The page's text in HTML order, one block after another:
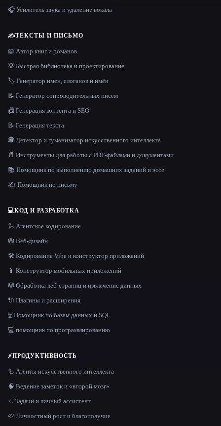
🎧 Усилитель звука и удаление вокала
✍️ТЕКСТЫ И ПИСЬМО
📖 Автор книг и романов
💡 Быстрая библиотека и проектирование
🏷️ Генератор имен, слоганов и имён
📝 Генератор сопроводительных писем
📠 Генерация контента и SEO
📝 Генерация текста
🕵️ Детектор и гуманизатор искусственного интеллекта
📄 Инструменты для работы с PDF-файлами и документами
📚 Помощник по выполнению домашних заданий и эссе
✍️ Помощник по письму
💻КОД И РАЗРАБОТКА
🦾 Агентское кодирование
🕸 Веб-дизайн
🛠️ Кодирование Vibe и конструктор приложений
📱 Конструктор мобильных приложений
🕸️ Обработка веб-страниц и извлечение данных
🔌 Плагины и расширения
🗄️ Помощник по базам данных и SQL
💻 помощник по программированию
⚡ПРОДУКТИВНОСТЬ
🦾 Агенты искусственного интеллекта
🧠 Ведение заметок и «второй мозг»
✅ Задачи и личный ассистент
🌱 Личностный рост и благополучие